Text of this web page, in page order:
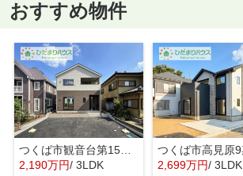
おすすめ物件
つくば市観音台第15 新築戸建
2,190万円/ 3LDK
2,699万円/ 3LDK